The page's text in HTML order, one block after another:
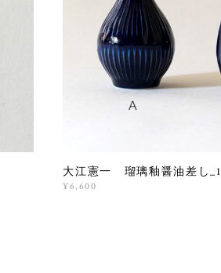
大江憲一 瑠璃釉醤油差し_1
¥6,600